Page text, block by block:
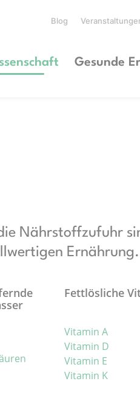
Blog
Gesunde
Nährstoffzufuhr
Ernährung.
Fettlösliche
Vitamin A
Vitamin D
Vitamin E
Vitamin K